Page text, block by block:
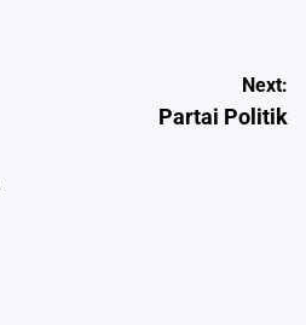
Next:
Partai Politik